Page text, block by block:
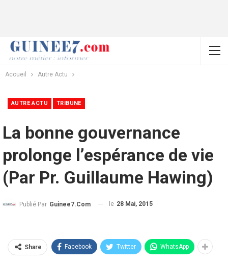
Accueil Autre Actu
AUTRE ACTU TRIBUNE
La bonne gouvernance
prolonge l’espérance de vie
(Par Pr. Guillaume Hawing)
Publié Par Guinee7.com le 28 Mai, 2015
Share Facebook Twitter WhatsApp